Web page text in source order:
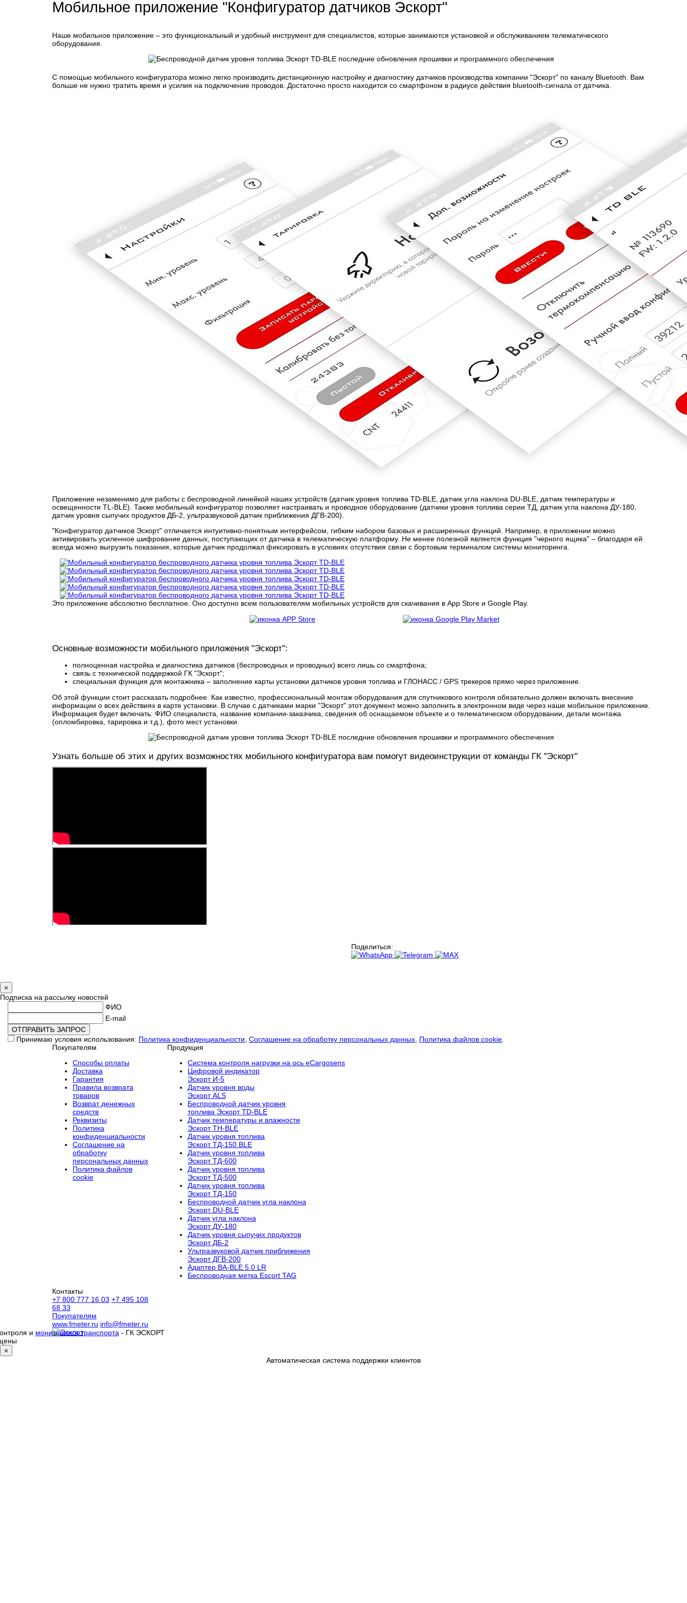
Мобильное приложение "Конфигуратор датчиков Эскорт"
Наше мобильное приложение – это функциональный и удобный инструмент для специалистов, которые занимаются установкой и обслуживанием телематического
оборудования.
С помощью мобильного конфигуратора можно легко производить дистанционную настройку и диагностику датчиков производства компании "Эскорт" по каналу Bluetooth. Вам
больше не нужно тратить время и усилия на подключение проводов. Достаточно просто находится со смартфоном в радиусе действия bluetooth-сигнала от датчика.
Приложение незаменимо для работы с беспроводной линейкой наших устройств (датчик уровня топлива TD-BLE, датчик угла наклона DU-BLE, датчик температуры и
освещенности TL-BLE). Также мобильный конфигуратор позволяет настраивать и проводное оборудование (датчики уровня топлива серии ТД, датчик угла наклона ДУ-180,
датчик уровня сыпучих продуктов ДБ-2, ультразвуковой датчик приближения ДГВ-200).
"Конфигуратор датчиков Эскорт" отличается интуитивно-понятным интерфейсом, гибким набором базовых и расширенных функций. Например, в приложении можно
активировать усиленное шифрование данных, поступающих от датчика в телематическую платформу. Не менее полезной является функция "черного ящика" – благодаря ей
всегда можно выгрузить показания, которые датчик продолжал фиксировать в условиях отсутствия связи с бортовым терминалом системы мониторинга.
Это приложение абсолютно бесплатное. Оно доступно всем пользователям мобильных устройств для скачивания в App Store и Google Play.
Основные возможности мобильного приложения "Эскорт":
полноценная настройка и диагностика датчиков (беспроводных и проводных) всего лишь со смартфона;
связь с технической поддержкой ГК "Эскорт";
специальная функция для монтажника – заполнение карты установки датчиков уровня топлива и ГЛОНАСС / GPS трекеров прямо через приложение.
Об этой функции стоит рассказать подробнее. Как известно, профессиональный монтаж оборудования для спутникового контроля обязательно должен включать внесение
информации о всех действиях в карте установки. В случае с датчиками марки "Эскорт" этот документ можно заполнить в электронном виде через наше мобильное приложение.
Информация будет включать: ФИО специалиста, название компании-заказчика, сведения об оснащаемом объекте и о телематическом оборудовании, детали монтажа
(опломбировка, тарировка и т.д.), фото мест установки.
Узнать больше об этих и других возможностях мобильного конфигуратора вам помогут видеоинструкции от команды ГК "Эскорт"
Поделиться:
×
Подписка на рассылку новостей
ФИО
E-mail
Принимаю условия использования: Политика конфиденциальности Соглашение на обработку персональных данных Политика файлов cookie
Покупателям
Способы оплаты
Доставка
Гарантия
Правила возврата
товаров
Возврат денежных
средств
Реквизиты
Политика
конфиденциальности
Соглашение на
обработку
персональных данных
Политика файлов
cookie
Продукция
Cистема контроля нагрузки на ось eCargosens
Цифровой индикатор
Эскорт И-5
Датчик уровня воды
Эскорт ALS
Беспроводной датчик уровня
топлива Эскорт TD-BLE
Датчик температуры и влажности
Эскорт TH-BLE
Датчик уровня топлива
Эскорт ТД-150 BLE
Датчик уровня топлива
Эскорт ТД-600
Датчик уровня топлива
Эскорт ТД-500
Датчик уровня топлива
Эскорт ТД-150
Беспроводной датчик угла наклона
Эскорт DU-BLE
Датчик угла наклона
Эскорт ДУ-180
Датчик уровня сыпучих продуктов
Эскорт ДБ-2
Ультразвуковой датчик приближения
Эскорт ДГВ-200
Aдаптер BA-BLE 5.0 LR
Беспроводная метка Escort TAG
Контакты
+7 800 777 16 03 +7 495 108
68 33
Покупателям
www.fmeter.ru info@fmeter.ru
и мониторинга транспорта - ГК ЭСКОРТ
×
Автоматическая система поддержки клиентов